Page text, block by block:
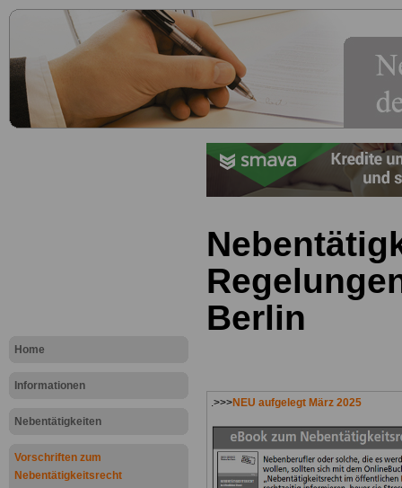
Home
Informationen
Nebentätigkeiten
Vorschriften zum
Nebentätigkeitsrecht
Berlin
.>>>NEU aufgelegt März 2025